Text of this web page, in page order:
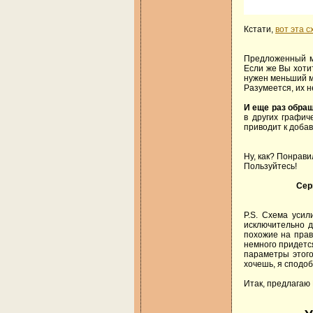
Кстати, вот эта
Предложенный
Если же Вы
нужен меньший
Разумеется, их
И еще раз
в других
приводит к
Ну, как?
Пользуйтесь!
P.S. Схема
исключительно
похожие на
немного
параметры
хочешь, я
Итак,